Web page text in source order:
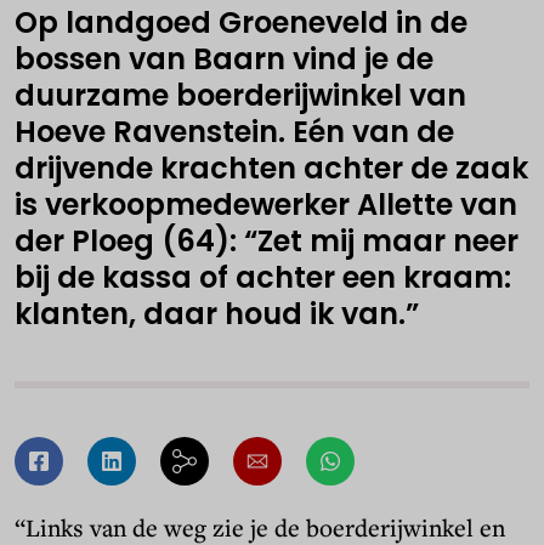
Op landgoed Groeneveld in de
bossen van Baarn vind je de
duurzame boerderijwinkel van
Hoeve Ravenstein. Eén van de
drijvende krachten achter de zaak
is verkoopmedewerker Allette van
der Ploeg (64): “Zet mij maar neer
bij de kassa of achter een kraam:
klanten, daar houd ik van.”
“Links van de weg zie je de boerderijwinkel en